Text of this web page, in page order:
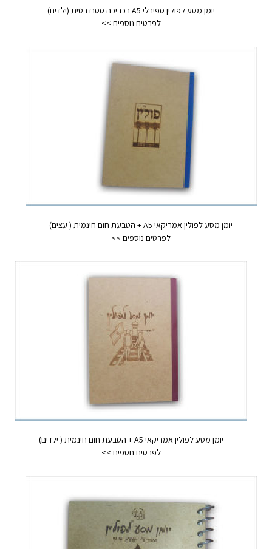
יומן מסע לפולין ספירלי A5 בכריכה סטנדרטית (ילדים)
יומן מסע לפולין אמריקאי A5 + הטבעת חום חינמית ( עצים)
יומן מסע לפולין אמריקאי A5 + הטבעת חום חינמית ( ילדים)